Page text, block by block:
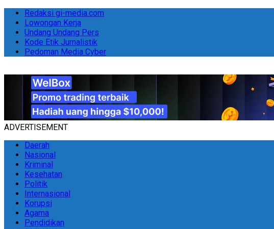
Redaksi gi-media.com
Lowongan Kerja
Undang Undang Pers
Kode Etik Jurnalistik
Pedoman Media Cyber
ADVERTISEMENT
Daerah
Nasional
Kriminal
Kesehatan
Politik
Internasional
Korupsi
Agama
Pendidikan